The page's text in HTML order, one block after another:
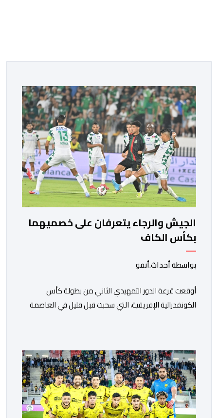
الجيش والرجاء يتعرفان على خصميهما
بكأس الكاف
بواسطة أحداث.أنفو
أوقعت قرعة الدور التمهيدي الثاني من بطولة كأس
الكونفدرالية الإفريقية، التي سحبت قبل قليل في العاصمة
ووسط القارة. ​وسيكون نادي الرجاء الرياضي على موعد مع
مواجهة المتأهل من المباراة التي تجمع بين إيل كانيمي
واريورز النيجيري ونادي أوديب ممثل […]